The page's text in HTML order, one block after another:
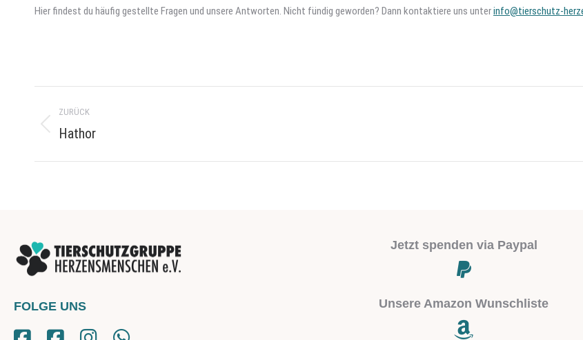
Hier findest du häufig gestellte Fragen und unsere Antworten. Nicht fündig geworden? Dann kontaktiere uns unterinfo@tierschutz-
Project
navigation
ZURÜCK
Previous
Hathor
FOLGE UNS
Jetzt spenden via Paypal
Unsere Amazon Wunschliste